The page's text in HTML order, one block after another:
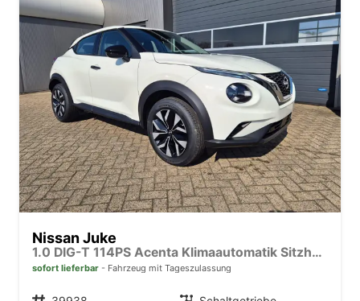
Nissan Juke
1.0 DIG-T 114PS Acenta Klimaautomatik Sitzheizung Rückf.Kamera Bluetooth Touchscreen wireless Apple CarPlay Android Auto
sofort lieferbar Fahrzeug mit Tageszulassung